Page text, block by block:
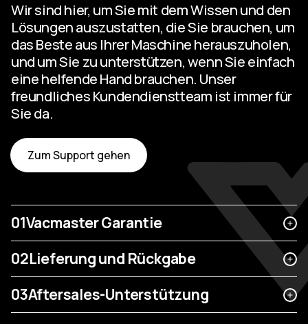
Wir sind hier, um Sie mit dem Wissen und den
Lösungen auszustatten, die Sie brauchen, um
das Beste aus Ihrer Maschine herauszuholen,
und um Sie zu unterstützen, wenn Sie einfach
eine helfende Hand brauchen. Unser
freundliches Kundendienstteam ist immer für
Sie da.
Zum Support gehen
01Vacmaster Garantie
02Lieferung und Rückgabe
03Aftersales-Unterstützung